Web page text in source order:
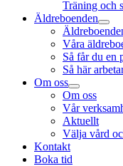
Träning och
Äldreboenden
Våra
Så får du en
Så här
Om oss
Om oss
Vår
Aktuellt
Välja vård
Kontakt
Boka tid